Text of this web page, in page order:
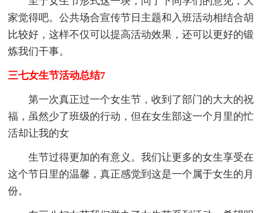
家觉得吧。公共场合宣传节日主题和入班活动相结合胡
比较好，这样不仅可以提高活动效果，还可以更好的锻
炼我们干事。
三七女生节活动总结7
第一次真正过一个女生节，收到了部门的大大的祝
福，虽然少了班级的行动，但在女生部这一个月里的忙
活却让我的女
生节过得更加的有意义。我们让更多的女生享受在
这个节日里的温馨，真正感觉到这是一个属于女生的月
份。